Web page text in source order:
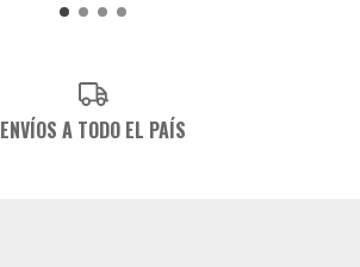
ENVÍOS A TODO EL PAÍS